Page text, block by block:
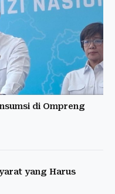
di Ompreng
yang Harus